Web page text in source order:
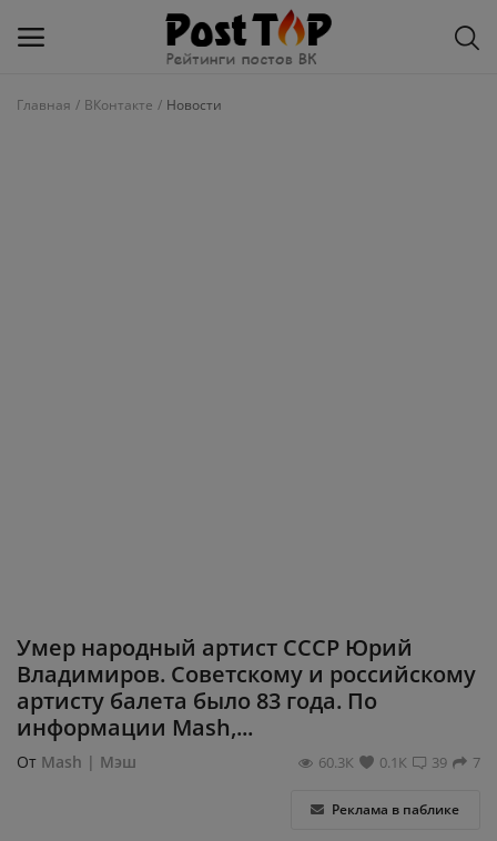
Главная ВКонтакте Новости
Умер народный артист СССР Юрий
Владимиров. Советскому и российскому
артисту балета было 83 года. По
информации Mash,...
От Mash | Мэш 7
39
0.1К
60.3К
Реклама в паблике